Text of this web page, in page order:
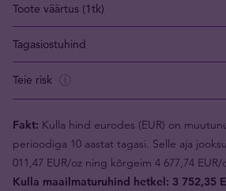
Toote väärtus (1tk)
Tagasiostuhind
Teie risk
Fakt: Kulla hind eurodes (EUR) on
perioodiga 10 aastat tagasi. Selle aja
011,47 EUR/oz ning kõrgeim 4 677,74 EUR/
Kulla maailmaturuhind hetkel: 3 752,35